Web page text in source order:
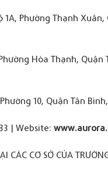
1A, Phường Thạnh Xuân,
Hòa Thạnh, Quận
10, Quận Tân Bình,
| Website:
CÁC CƠ SỞ CỦA